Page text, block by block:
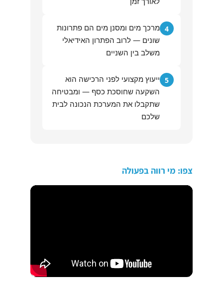
4 מרכך מים ומסנן מים הם פתרונות
שונים — לרוב הפתרון האידיאלי
משלב בין השניים
5 ייעוץ מקצועי לפני הרכישה הוא
השקעה שחוסכת כסף — ומבטיחה
שתקבלו את המערכת הנכונה לבית
שלכם
צפו: מי רווה בפעולה